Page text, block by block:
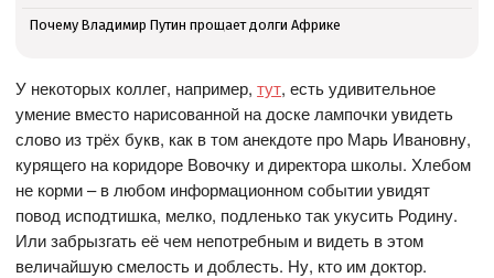
Почему Владимир Путин прощает долги Африке
У некоторых коллег, например,тут, есть удивительное
умение вместо нарисованной на доске лампочки увидеть
слово из трёх букв, как в том анекдоте про Марь Ивановну,
курящего на коридоре Вовочку и директора школы. Хлебом
не корми – в любом информационном событии увидят
повод исподтишка, мелко, подленько так укусить Родину.
Или забрызгать её чем непотребным и видеть в этом
величайшую смелость и доблесть. Ну, кто им доктор.